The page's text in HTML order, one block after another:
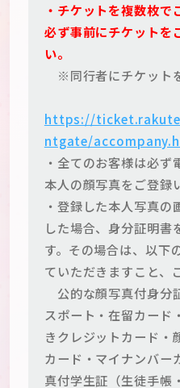
・チケットを複数枚で
必ず事前にチケットを
い。
※同行者にチケット
https://
ntgate/
・全てのお客様は必
本人の顔写真をご登録
・登録した本人写真
した場合、身分証明書
す。その場合は、以下
ていただきますこと、
公的な顔写真付身分
スポート・在留カード
きクレジットカード・
カード・マイナンバー
真付学生証（生徒手帳